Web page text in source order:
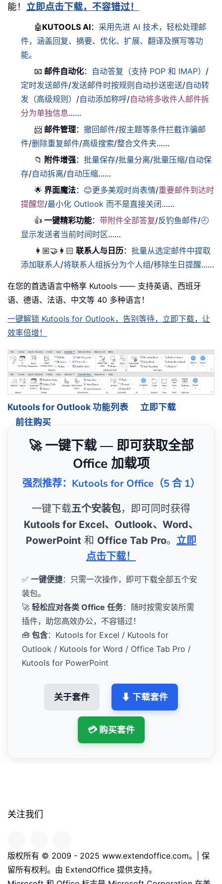
能！ 立即点击下载，不容错过！
🤖 KUTOOLS AI： 采用先进 AI 技术，轻松处理邮
件，涵盖回复、摘要、优化、扩展、翻译及撰写等功
能。
📧 邮件自动化： 自动答复（支持 POP 和 IMAP） /
定时发送邮件/发送邮件时按规则自动抄送密送/自动转
发（高级规则） /自动添加称呼/自动将多收件人邮件拆
分为单独信息……
📨 邮件管理：撤回邮件/按主题等条件拦截诈骗邮
件/删除重复邮件/高级搜索/整合文件夹……
📁 附件增强：批量保存/批量分离/批量压缩/自动保
存/自动拆离/自动压缩……
🌟 界面魔法： 😊更多美观时尚表情/重要邮件到达时
提醒您/最小化 Outlook 而不是直接关闭……
👍 一键精彩功能：带附件全部答复/反钓鱼邮件/🕘
显示发送者当前时间时区……
👩🏼‍🤝‍👩🏻 联系人与日历：批量从选定邮件中提取
添加联系人/将联系人组拆分为个人组/移除生日提醒……
在您的首选语言中畅享 Kutools —— 支持英语、西班牙
语、德语、法语、中文等 40 多种语言！
一键解锁 Kutools for Outlook，告别等待，立即下载，让
效率倍增！
Kutools for Outlook 功能列表
立即下载
前往购买
🚀 一键下载 — 即可获取全部
Office 加载项
强烈推荐：Kutools for Office（5 合 1）
一键下载五个安装包，即可同时获得
Kutools for Excel、Outlook、Word、
PowerPoint 和 Office Tab Pro。 立即
点击下载！
✅ 一键便捷：只需一次操作，即可下载全部五个安
装包。
🚀 轻松应对各类 Office 任务：随时按需安装所需
插件，助您高效办公，不容错过！
🧰 包含：Kutools for Excel / Kutools for
Outlook / Kutools for Word / Office Tab Pro /
Kutools for PowerPoint
关于套件 ⬇ 下载套件
💳 购买套件
关注我们
版权所有 © 2009 - 2025 www.extendoffice.com。| 保
留所有权利。由 ExtendOffice 提供支持。